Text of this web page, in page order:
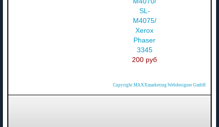
SL-
M4075/
Xerox
Phaser
3345
200 руб
Copyright MAXXmarketing Webdesigner GmbH